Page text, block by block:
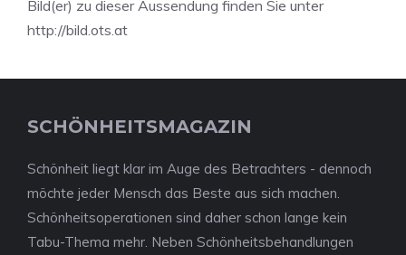
Bild(er) zu dieser Aussendung finden Sie unter
http://bild.ots.at
SCHÖNHEITSMAGAZIN
Schönheit liegt klar im Auge des Betrachters - dennoch
möchte jeder Mensch das Beste aus sich machen.
Schönheitsoperationen sind daher schon lange kein
Tabu-Thema mehr. Neben Schönheitsbehandlungen